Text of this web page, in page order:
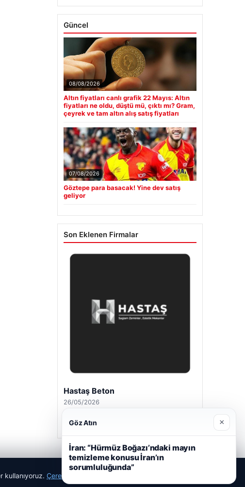
Güncel
08/08/2026
Altın fiyatları canlı grafik 22 Mayıs: Altın
fiyatları ne oldu, düştü mü, çıktı mı? Gram,
çeyrek ve tam altın alış satış fiyatları
07/08/2026
Göztepe para basacak! Yine dev satış
geliyor
Son Eklenen Firmalar
Hastaş Beton
26/05/2026
kullanıyoruz. Çerez Politikamız
Göz Atın ×
İran: “Hürmüz Boğazı’ndaki mayın
temizleme konusu İran’ın
sorumluluğunda”